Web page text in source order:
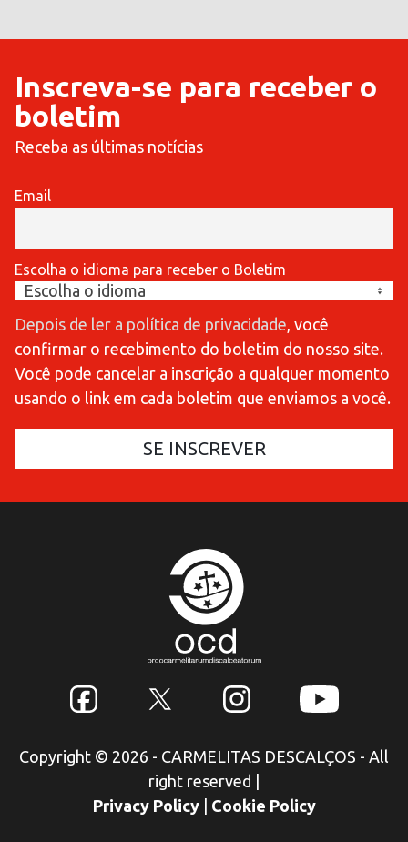
Inscreva-se para receber o
boletim
Receba as últimas notícias
Email
Escolha o idioma para receber o Boletim
Depois de ler a política de privacidade , você
confirmar o recebimento do boletim do nosso site.
Você pode cancelar a inscrição a qualquer momento
usando o link em cada boletim que enviamos a você.
Copyright © 2026 - CARMELITAS DESCALÇOS - All
right reserved
Privacy Policy
Cookie Policy